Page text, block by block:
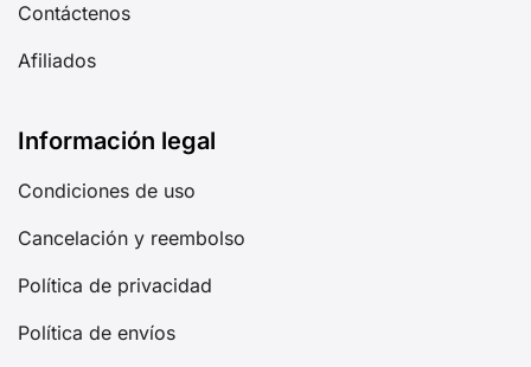
Contáctenos
Afiliados
Información legal
Condiciones de uso
Cancelación y reembolso
Política de privacidad
Política de envíos